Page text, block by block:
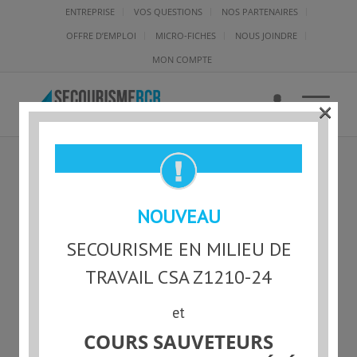
ENTREPRISE VOS QUESTIONS
NOS PARTENAIRES
OFFRE D’EMPLOI
MICRO-FICHES
NOUS JOINDRE
MON COMPTE
NOUVEAU
SECOURISME EN MILIEU DE
TRAVAIL CSA Z1210-24
et
COURS SAUVETEURS
×